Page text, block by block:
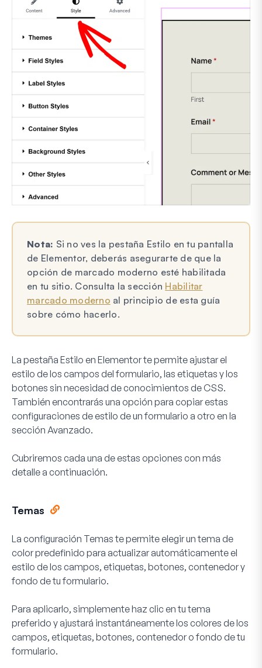
Nota: Si no ves la pestaña Estilo en tu pantalla
de Elementor, deberás asegurarte de que la
opción de marcado moderno esté habilitada
en tu sitio. Consulta la sección Habilitar
marcado moderno al principio de esta guía
sobre cómo hacerlo.
La pestaña Estilo en Elementor te permite ajustar el
estilo de los campos del formulario, las etiquetas y los
botones sin necesidad de conocimientos de CSS.
También encontrarás una opción para copiar estas
configuraciones de estilo de un formulario a otro en la
sección Avanzado.
Cubriremos cada una de estas opciones con más
detalle a continuación.
Temas
La configuración Temaste permite elegir un tema de
color predefinido para actualizar automáticamente el
estilo de los campos, etiquetas, botones, contenedor y
fondo de tu formulario.
Para aplicarlo, simplemente haz clic en tu tema
preferido y ajustará instantáneamente los colores de los
campos, etiquetas, botones, contenedor o fondo de tu
formulario.